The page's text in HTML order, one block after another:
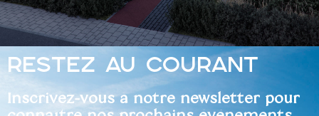
RESTEZ AU COURANT
Inscrivez-vous à notre newsletter pour